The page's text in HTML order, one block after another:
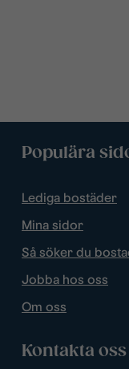
Populära
Lediga bostäder
Mina sidor
Så söker du
Jobba hos oss
Om oss
Kontakta oss